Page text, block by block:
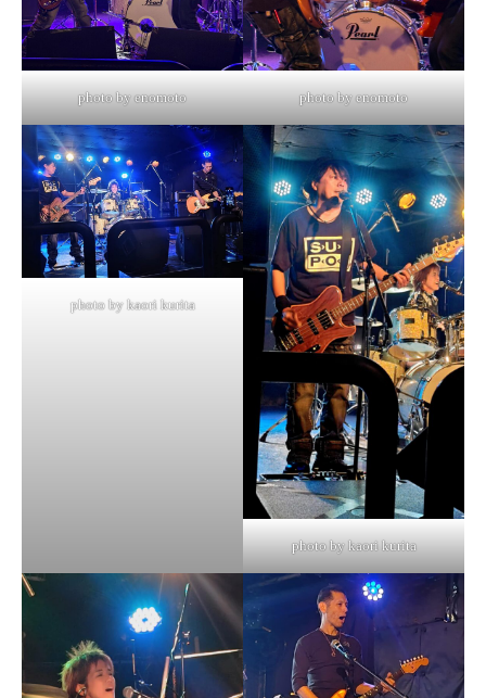
photo by enomoto photo by enomoto
photo by kaori kurita
photo by kaori kurita